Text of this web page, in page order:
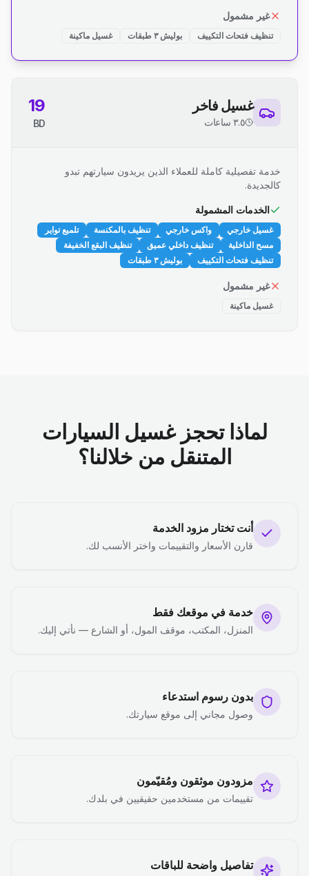
غير مشمول
تنظيف فتحات التكييف بوليش ٣ طبقات غسيل ماكينة
غسيل فاخر
٣.٥ ساعات
19
BD
خدمة تفصيلية كاملة للعملاء الذين يريدون سيارتهم تبدو
كالجديدة.
الخدمات المشمولة
غسيل خارجي واكس خارجي تنظيف بالمكنسة
تلميع تواير
مسح الداخلية
تنظيف داخلي عميق
تنظيف البقع الخفيفة
تنظيف فتحات التكييف
بوليش ٣ طبقات
غير مشمول
غسيل ماكينة
لماذا تحجز غسيل السيارات
المتنقل من خلالنا؟
أنت تختار مزود الخدمة
قارن الأسعار والتقييمات واختر الأنسب لك.
خدمة في موقعك فقط
المنزل، المكتب، موقف المول، أو الشارع — نأتي إليك.
بدون رسوم استدعاء
وصول مجاني إلى موقع سيارتك.
مزودون موثقون ومُقيّمون
تقييمات من مستخدمين حقيقيين في بلدك.
تفاصيل واضحة للباقات